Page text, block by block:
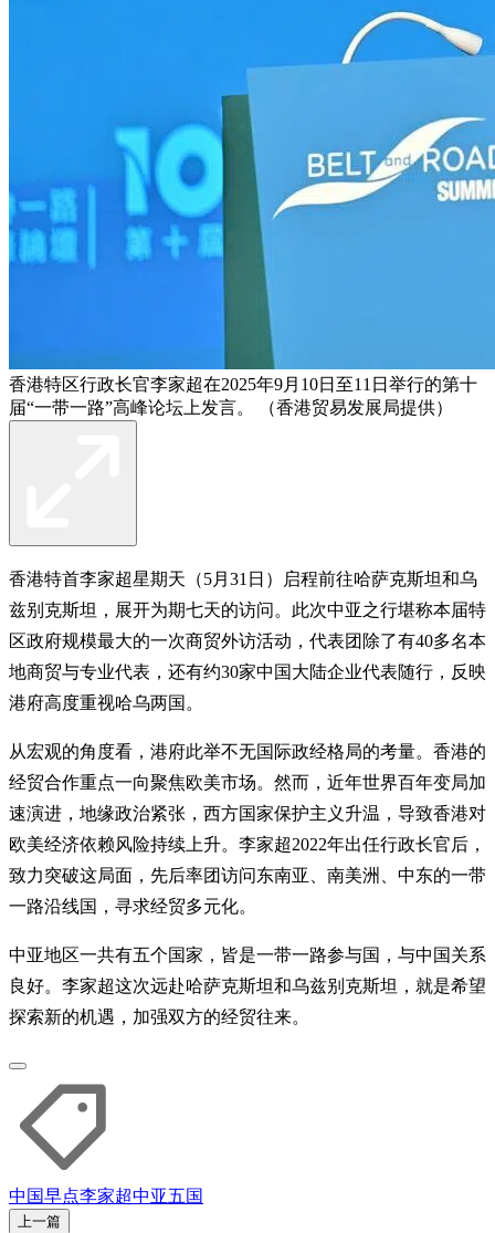
香港特区行政长官李家超在2025年9月10日至11日举行的第十
届“一带一路”高峰论坛上发言。 （香港贸易发展局提供）
香港特首李家超星期天（5月31日）启程前往哈萨克斯坦和乌
兹别克斯坦，展开为期七天的访问。此次中亚之行堪称本届特
区政府规模最大的一次商贸外访活动，代表团除了有40多名本
地商贸与专业代表，还有约30家中国大陆企业代表随行，反映
港府高度重视哈乌两国。
从宏观的角度看，港府此举不无国际政经格局的考量。香港的
经贸合作重点一向聚焦欧美市场。然而，近年世界百年变局加
速演进，地缘政治紧张，西方国家保护主义升温，导致香港对
欧美经济依赖风险持续上升。李家超2022年出任行政长官后，
致力突破这局面，先后率团访问东南亚、南美洲、中东的一带
一路沿线国，寻求经贸多元化。
中亚地区一共有五个国家，皆是一带一路参与国，与中国关系
良好。李家超这次远赴哈萨克斯坦和乌兹别克斯坦，就是希望
探索新的机遇，加强双方的经贸往来。
中国早点李家超中亚五国
上一篇